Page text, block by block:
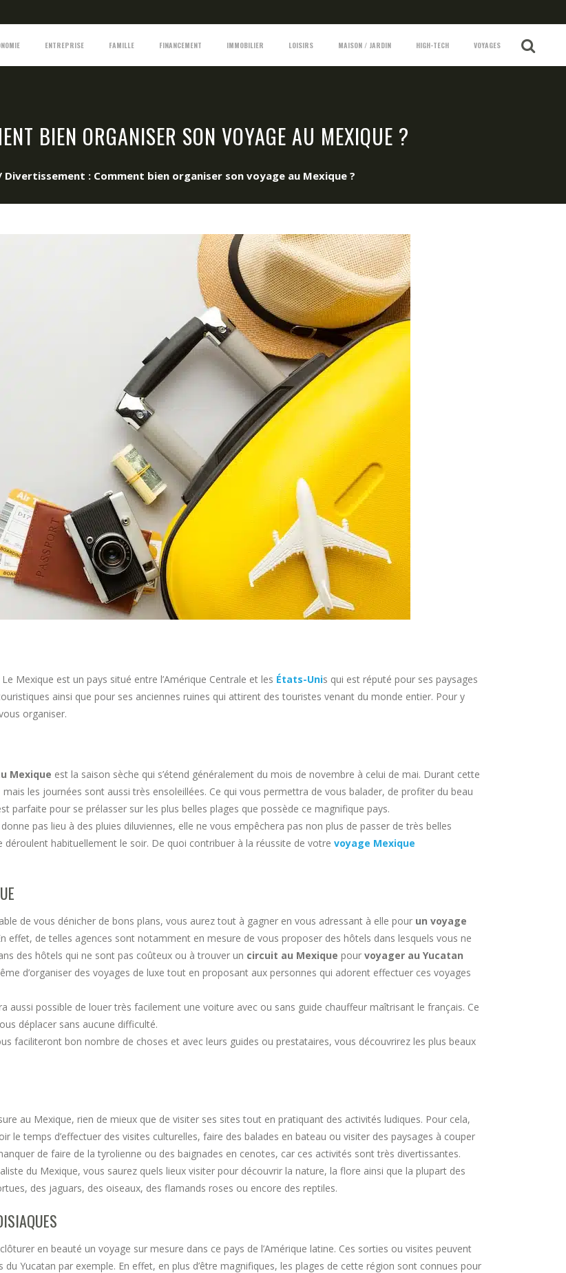
ENTREPRISE FAMILLE FINANCEMENT IMMOBILIER LOISIRS MAISON / JARDIN HIGH-TECH VOYAGES
BIEN ORGANISER SON VOYAGE AU MEXIQUE ?
Divertissement : Comment bien organiser son voyage au Mexique ?
Mexique est un pays situé entre l’Amérique Centrale et les États-Unis qui est réputé pour ses paysages
ainsi que pour ses anciennes ruines qui attirent des touristes venant du monde entier. Pour y
organiser.
Mexique est la saison sèche qui s’étend généralement du mois de novembre à celui de mai. Durant cette
les journées sont aussi très ensoleillées. Ce qui vous permettra de vous balader, de profiter du beau
parfaite pour se prélasser sur les plus belles plages que possède ce magnifique pays.
pas lieu à des pluies diluviennes, elle ne vous empêchera pas non plus de passer de très belles
habituellement le soir. De quoi contribuer à la réussite de votre voyage Mexique
de vous dénicher de bons plans, vous aurez tout à gagner en vous adressant à elle pour un voyage
effet, de telles agences sont notamment en mesure de vous proposer des hôtels dans lesquels vous ne
des hôtels qui ne sont pas coûteux ou à trouver un circuit au Mexique pour voyager au Yucatan
d’organiser des voyages de luxe tout en proposant aux personnes qui adorent effectuer ces voyages
aussi possible de louer très facilement une voiture avec ou sans guide chauffeur maîtrisant le français. Ce
déplacer sans aucune difficulté.
faciliteront bon nombre de choses et avec leurs guides ou prestataires, vous découvrirez les plus beaux
au Mexique, rien de mieux que de visiter ses sites tout en pratiquant des activités ludiques. Pour cela,
le temps d’effectuer des visites culturelles, faire des balades en bateau ou visiter des paysages à couper
de faire de la tyrolienne ou des baignades en cenotes, car ces activités sont très divertissantes.
du Mexique, vous saurez quels lieux visiter pour découvrir la nature, la flore ainsi que la plupart des
des jaguars, des oiseaux, des flamands roses ou encore des reptiles.
en beauté un voyage sur mesure dans ce pays de l’Amérique latine. Ces sorties ou visites peuvent
Yucatan par exemple. En effet, en plus d’être magnifiques, les plages de cette région sont connues pour